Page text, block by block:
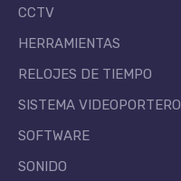
CCTV
HERRAMIENTAS
RELOJES DE TIEMPO
SISTEMA VIDEOPORTERO
SOFTWARE
SONIDO